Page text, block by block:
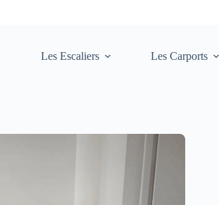
Les Escaliers Les Carports